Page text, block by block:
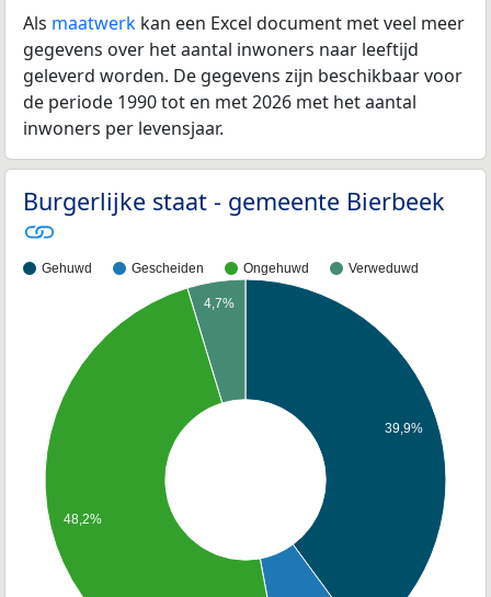
Als maatwerk kan een Excel document met veel meer
gegevens over het aantal inwoners naar leeftijd
geleverd worden. De gegevens zijn beschikbaar voor
de periode 1990 tot en met 2026 met het aantal
inwoners per levensjaar.
Burgerlijke staat - gemeente Bierbeek
Gehuwd Gescheiden Ongehuwd Verweduwd
39,9%
4,7%
48,2%